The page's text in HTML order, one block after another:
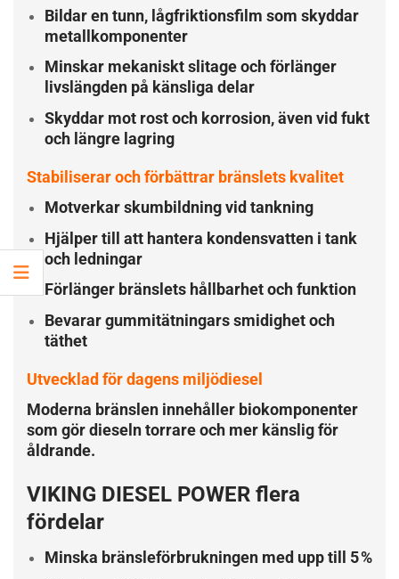
Bildar en tunn, lågfriktionsfilm som skyddar
metallkomponenter
Minskar mekaniskt slitage och förlänger
livslängden på känsliga delar
Skyddar mot rost och korrosion, även vid fukt
och längre lagring
Stabiliserar och förbättrar bränslets kvalitet
Motverkar skumbildning vid tankning
Hjälper till att hantera kondensvatten i tank
och ledningar
Förlänger bränslets hållbarhet och funktion
Bevarar gummitätningars smidighet och
täthet
Utvecklad för dagens miljödiesel
Moderna bränslen innehåller biokomponenter
som gör dieseln torrare och mer känslig för
åldrande.
VIKING DIESEL POWER flera
fördelar
Minska bränsleförbrukningen med upp till 5 %